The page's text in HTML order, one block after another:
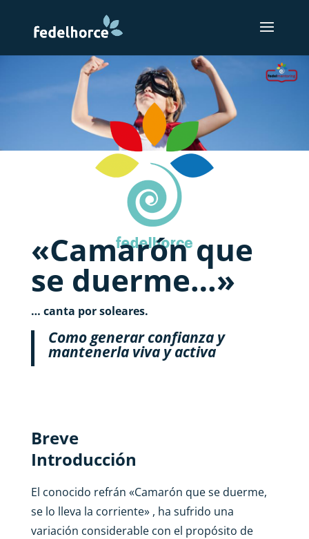
«Camarón que
se duerme…»
… canta por soleares.
Como generar confianza y
mantenerla viva y activa
Breve
Introducción
El conocido refrán «Camarón que se duerme,
se lo lleva la corriente» , ha sufrido una
variación considerable con el propósito de